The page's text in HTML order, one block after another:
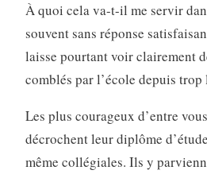
À quoi cela va-t-il me servir
souvent sans réponse
laisse pourtant voir clairement
comblés par l’école depuis trop
Les plus courageux d’entre
décrochent leur diplôme
même collégiales. Ils y